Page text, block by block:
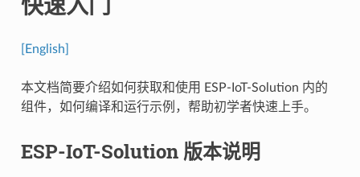
[English]
本文档简要介绍如何获取和使用 ESP-IoT-Solution 内的
组件，如何编译和运行示例，帮助初学者快速上手。
ESP-IoT-Solution 版本说明